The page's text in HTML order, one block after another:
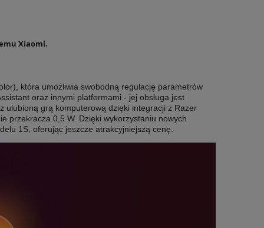
Xiaomi.
która umożliwia swobodną regulację parametrów
oraz innymi platformami - jej obsługa jest
ulubioną grą komputerową dzięki integracji z Razer
przekracza 0,5 W. Dzięki wykorzystaniu nowych
1S, oferując jeszcze atrakcyjniejszą cenę.